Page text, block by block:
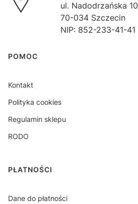
ul. Nadodrzańska 10
70-034 Szczecin
NIP: 852-233-41-41
Linki w stopce
POMOC
Kontakt
Polityka cookies
Regulamin sklepu
RODO
PŁATNOŚCI
Dane do płatności